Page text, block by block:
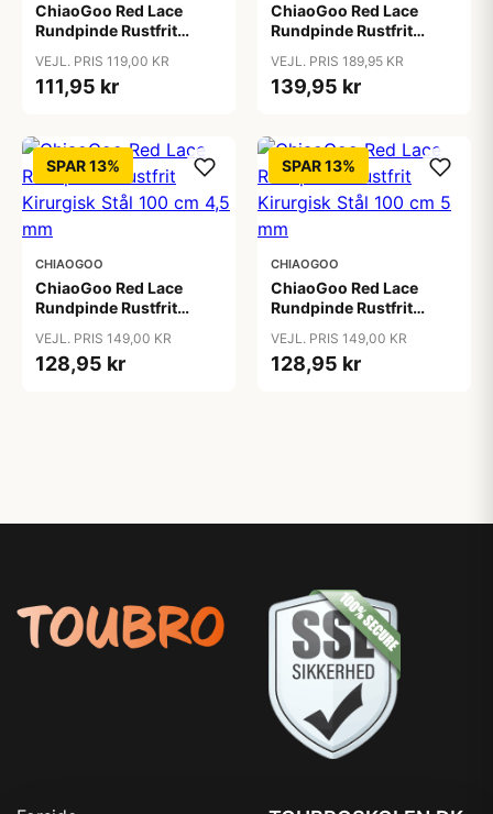
ChiaoGoo Red Lace
Rundpinde Rustfrit
3,5 mm
VEJL. PRIS 119,00 KR
111,95 kr
ChiaoGoo Red Lace
Rundpinde Rustfrit
mm
VEJL. PRIS 189,95 KR
139,95 kr
SPAR 13%
CHIAOGOO
ChiaoGoo Red Lace
Rundpinde Rustfrit
4,5 mm
VEJL. PRIS 149,00 KR
128,95 kr
SPAR 13%
CHIAOGOO
ChiaoGoo Red Lace
Rundpinde Rustfrit
mm
VEJL. PRIS 149,00 KR
128,95 kr